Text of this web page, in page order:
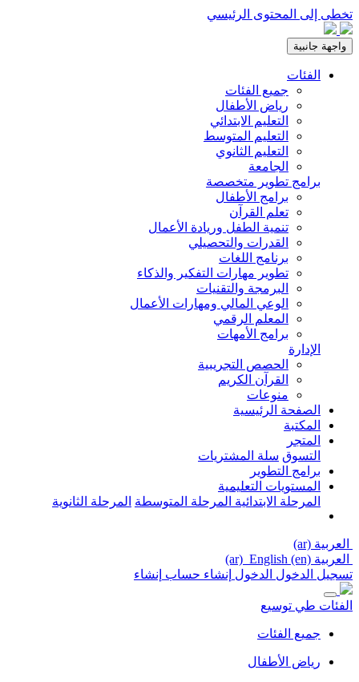
تخطى إلى المحتوى الرئيسي
واجهة جانبية
الفئات
جميع الفئات
رياض الأطفال
التعليم الابتدائي
التعليم المتوسط
التعليم الثانوي
الجامعة
برامج تطوير متخصصة
برامج الأطفال
تعلم القرآن
تنمية الطفل وريادة الأعمال
القدرات والتحصيلي
برنامج اللغات
تطوير مهارات التفكير والذكاء
البرمجة والتقنيات
الوعي المالي ومهارات الأعمال
المعلم الرقمي
برامج الأمهات
الإدارة
الحصص التجريبية
القرآن الكريم
منوعات
الصفحة الرئيسية
المكتبة
المتجر
التسوق سلة المشتريات
برامج التطوير
المستويات التعليمية
المرحلة الابتدائية المرحلة المتوسطة المرحلة الثانوية
العربية ‎(ar)‎
العربية ‎(ar)‎ English ‎(en)‎
تسجيل الدخول الدخول إنشاء حساب إنشاء
الفئات طي توسيع
جميع الفئات
رياض الأطفال